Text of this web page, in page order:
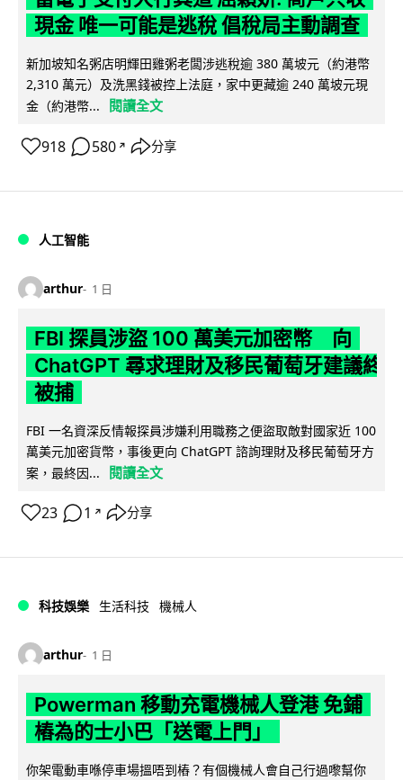
現金 唯一可能是逃稅 倡稅局主動調查
新加坡知名粥店明輝田雞粥老闆涉逃稅逾 380 萬坡元（約港幣
2,310 萬元）及洗黑錢被控上法庭，家中更藏逾 240 萬坡元現
金（約港幣...
閱讀全文
918 580 ↗ 分享
人工智能
arthur 1 日
FBI 探員涉盜 100 萬美元加密幣 向
ChatGPT 尋求理財及移民葡萄牙建議終
被捕
FBI 一名資深反情報探員涉嫌利用職務之便盜取敵對國家近 100
萬美元加密貨幣，事後更向 ChatGPT 諮詢理財及移民葡萄牙方
案，最終因...
閱讀全文
23 1 ↗ 分享
科技娛樂 生活科技 機械人
arthur 1 日
Powerman 移動充電機械人登港 免鋪
樁為的士小巴「送電上門」
你架電動車喺停車場搵唔到樁？有個機械人會自己行過嚟幫你